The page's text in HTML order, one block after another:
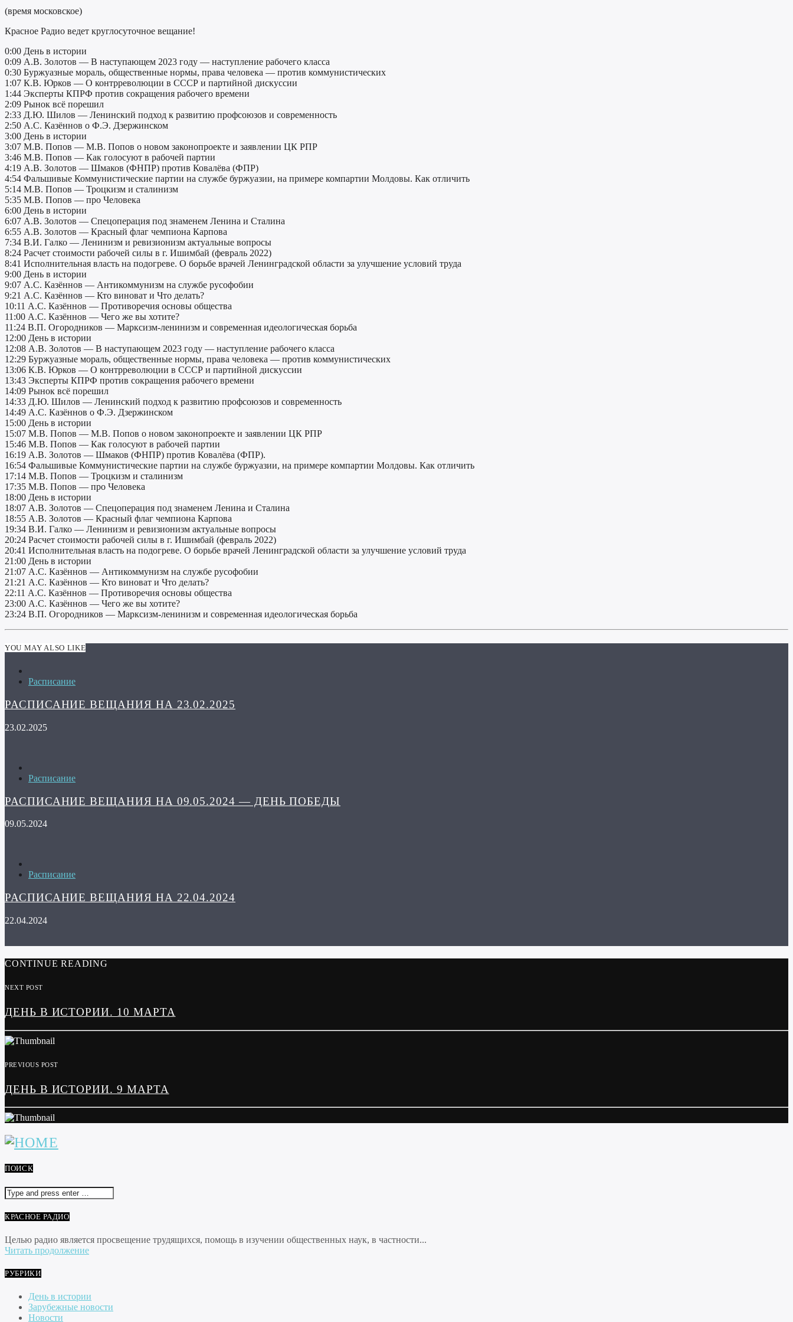
(время московское)
Красное Радио ведет круглосуточное вещание!
0:00 День в истории
0:09 А.В. Золотов — В наступающем 2023 году — наступление рабочего класса
0:30 Буржуазные мораль, общественные нормы, права человека — против коммунистических
1:07 К.В. Юрков — О контрреволюции в СССР и партийной дискуссии
1:44 Эксперты КПРФ против сокращения рабочего времени
2:09 Рынок всё порешил
2:33 Д.Ю. Шилов — Ленинский подход к развитию профсоюзов и современность
2:50 А.С. Казённов о Ф.Э. Дзержинском
3:00 День в истории
3:07 М.В. Попов — М.В. Попов о новом законопроекте и заявлении ЦК РПР
3:46 М.В. Попов — Как голосуют в рабочей партии
4:19 А.В. Золотов — Шмаков (ФНПР) против Ковалёва (ФПР)
4:54 Фальшивые Коммунистические партии на службе буржуазии, на примере компартии Молдовы. Как отличить
5:14 М.В. Попов — Троцкизм и сталинизм
5:35 М.В. Попов — про Человека
6:00 День в истории
6:07 А.В. Золотов — Спецоперация под знаменем Ленина и Сталина
6:55 А.В. Золотов — Красный флаг чемпиона Карпова
7:34 В.И. Галко — Ленинизм и ревизионизм актуальные вопросы
8:24 Расчет стоимости рабочей силы в г. Ишимбай (февраль 2022)
8:41 Исполнительная власть на подогреве. О борьбе врачей Ленинградской области за улучшение условий труда
9:00 День в истории
9:07 А.С. Казённов — Антикоммунизм на службе русофобии
9:21 А.С. Казённов — Кто виноват и Что делать?
10:11 А.С. Казённов — Противоречия основы общества
11:00 А.С. Казённов — Чего же вы хотите?
11:24 В.П. Огородников — Марксизм-ленинизм и современная идеологическая борьба
12:00 День в истории
12:08 А.В. Золотов — В наступающем 2023 году — наступление рабочего класса
12:29 Буржуазные мораль, общественные нормы, права человека — против коммунистических
13:06 К.В. Юрков — О контрреволюции в СССР и партийной дискуссии
13:43 Эксперты КПРФ против сокращения рабочего времени
14:09 Рынок всё порешил
14:33 Д.Ю. Шилов — Ленинский подход к развитию профсоюзов и современность
14:49 А.С. Казённов о Ф.Э. Дзержинском
15:00 День в истории
15:07 М.В. Попов — М.В. Попов о новом законопроекте и заявлении ЦК РПР
15:46 М.В. Попов — Как голосуют в рабочей партии
16:19 А.В. Золотов — Шмаков (ФНПР) против Ковалёва (ФПР).
16:54 Фальшивые Коммунистические партии на службе буржуазии, на примере компартии Молдовы. Как отличить
17:14 М.В. Попов — Троцкизм и сталинизм
17:35 М.В. Попов — про Человека
18:00 День в истории
18:07 А.В. Золотов — Спецоперация под знаменем Ленина и Сталина
18:55 А.В. Золотов — Красный флаг чемпиона Карпова
19:34 В.И. Галко — Ленинизм и ревизионизм актуальные вопросы
20:24 Расчет стоимости рабочей силы в г. Ишимбай (февраль 2022)
20:41 Исполнительная власть на подогреве. О борьбе врачей Ленинградской области за улучшение условий труда
21:00 День в истории
21:07 А.С. Казённов — Антикоммунизм на службе русофобии
21:21 А.С. Казённов — Кто виноват и Что делать?
22:11 А.С. Казённов — Противоречия основы общества
23:00 А.С. Казённов — Чего же вы хотите?
23:24 В.П. Огородников — Марксизм-ленинизм и современная идеологическая борьба
YOU MAY ALSO LIKE
Расписание
РАСПИСАНИЕ ВЕЩАНИЯ НА 23.02.2025
23.02.2025
Расписание
РАСПИСАНИЕ ВЕЩАНИЯ НА 09.05.2024 — ДЕНЬ ПОБЕДЫ
09.05.2024
Расписание
РАСПИСАНИЕ ВЕЩАНИЯ НА 22.04.2024
22.04.2024
CONTINUE READING
NEXT POST
ДЕНЬ В ИСТОРИИ. 10 МАРТА
PREVIOUS POST
ДЕНЬ В ИСТОРИИ. 9 МАРТА
ПОИСК
КРАСНОЕ РАДИО
Целью радио является просвещение трудящихся, помощь в изучении общественных наук, в частности...
Читать продолжение
РУБРИКИ
День в истории
Зарубежные новости
Новости